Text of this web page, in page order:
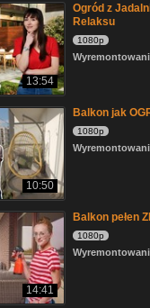
13:54
Ogród z
Relaksu
1080p
Wyremontowani
10:50
Balkon jak
1080p
Wyremontowani
14:41
Balkon pełen
1080p
Wyremontowani